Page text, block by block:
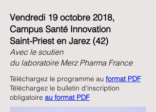
Vendredi 19 octobre 2018,
Campus Santé Innovation
Saint-Priest en Jarez (42)
Avec le soutien
du laboratoire Merz Pharma France
Téléchargez le programme au format PDF
Téléchargez le bulletin d'inscription
obligatoire au format PDF